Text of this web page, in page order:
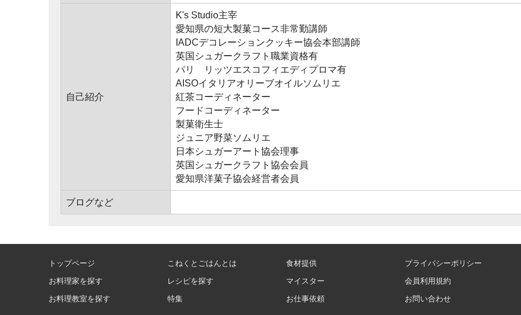
自己紹介
K's Studio主宰
愛知県の短大製菓コース非常勤講師
IADCデコレーションクッキー協会本部講師
英国シュガークラフト職業資格有
パリ リッツエスコフィエディプロマ有
AISOイタリアオリーブオイルソムリエ
紅茶コーディネーター
フードコーディネーター
製菓衛生士
ジュニア野菜ソムリエ
日本シュガーアート協会理事
英国シュガークラフト協会会員
愛知県洋菓子協会経営者会員
ブログなど
トップページ
お料理家を探す
お料理教室を探す
こねくとごはんとは
レシピを探す
特集
食材提供
マイスター
お仕事依頼
プライバシーポリシー
会員利用規約
お問い合わせ